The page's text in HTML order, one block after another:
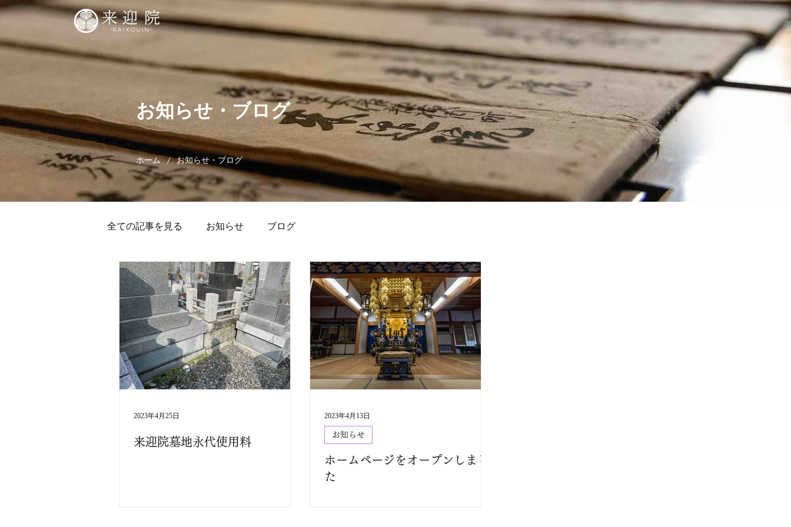
お知らせ・ブログ
ホーム / お知らせ・ブログ
全ての記事を見る お知らせ ブログ
来迎院墓地永代使用料
2023年4月25日
ホームページをオープンしまし
た
お知らせ
2023年4月13日